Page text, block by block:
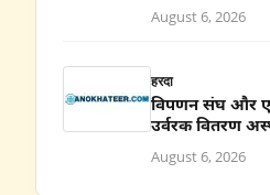
August 6, 2026
हरदा
विपणन संघ और
उर्वरक वितरण
August 6, 2026